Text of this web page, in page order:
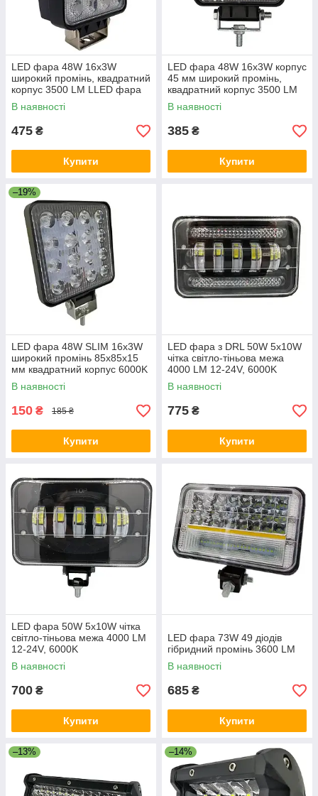
LED фара 48W 16x3W
широкий промінь, квадратний
корпус 3500 LM LLED фара
робоча квадратна 48W, 16
ламп, 10-30V
В наявності
475 ₴
Купити
LED фара 48W 16x3W корпус
45 мм широкий промінь,
квадратний корпус 3500 LM
LED фара робоча квадратна
48W, 16 ламп, 10-30V
В наявності
385 ₴
Купити
–19%
LED фара 48W SLIM 16x3W
широкий промінь 85х85х15
мм квадратний корпус 6000K
В наявності
150 ₴ 185 ₴
Купити
LED фара з DRL 50W 5x10W
чітка світло-тіньова межа
4000 LM 12-24V, 6000K
В наявності
775 ₴
Купити
LED фара 50W 5x10W чітка
світло-тіньова межа 4000 LM
12-24V, 6000K
В наявності
700 ₴
Купити
LED фара 73W 49 діодів
гібридний промінь 3600 LM
В наявності
685 ₴
Купити
–13% –14%